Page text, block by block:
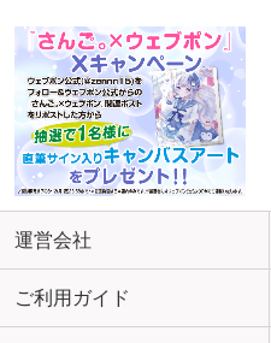
運営会社
ご利用ガイド